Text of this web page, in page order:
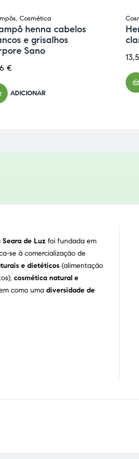
, Cosmética
henna cabelos
e grisalhos
Sano
€
ADICIONAR
Seara de Luz foi fundada em
se à comercialização de
e dietéticos (alimentação
cosmética natural e
como uma diversidade de